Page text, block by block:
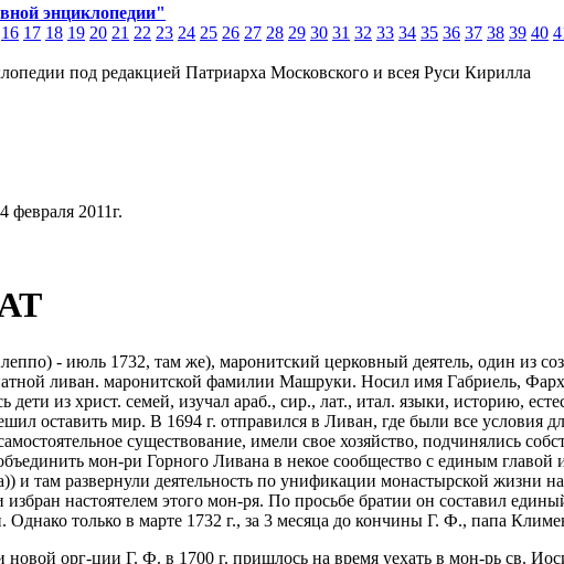
энциклопедии"
16 17 18 19 20 21 22 23 24 25 26 27 28 29 30 31 32 33 34 35 36 37 38 39 40
под редакцией Патриарха Московского и всея Руси Кирилла
февраля 2011г.
- июль 1732, там же), маронитский церковный деятель, один из
ливан. маронитской фамилии Машруки. Носил имя Габриель,
дети из христ. семей, изучал араб., сир., лат., итал. языки, историю,
оставить мир. В 1694 г. отправился в Ливан, где были все условия
существование, имели свое хозяйство, подчинялись
мон-ри Горного Ливана в некое сообщество с единым
там развернули деятельность по унификации монастырской жизни
настоятелем этого мон-ря. По просьбе братии он составил
только в марте 1732 г., за 3 месяца до кончины Г. Ф., папа
новой орг-ции Г. Ф. в 1700 г. пришлось на время уехать в мон-рь св.